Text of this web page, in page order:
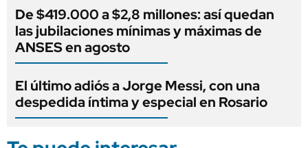
De $419.000 a $2,8 millones: así quedan
las jubilaciones mínimas y máximas de
ANSES en agosto
El último adiós a Jorge Messi, con una
despedida íntima y especial en Rosario